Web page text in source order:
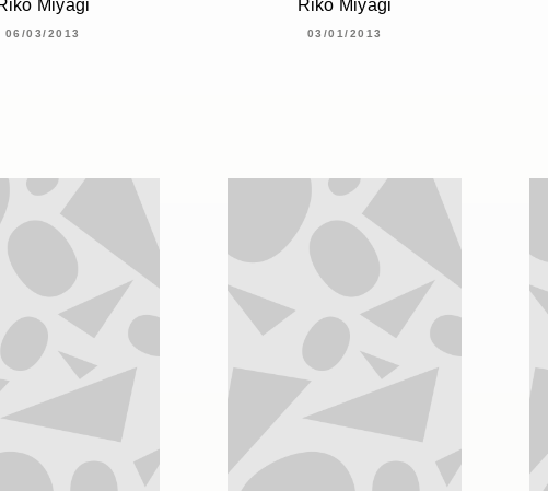
Miyagi
06/03/2013
Riko Miyagi
03/01/2013